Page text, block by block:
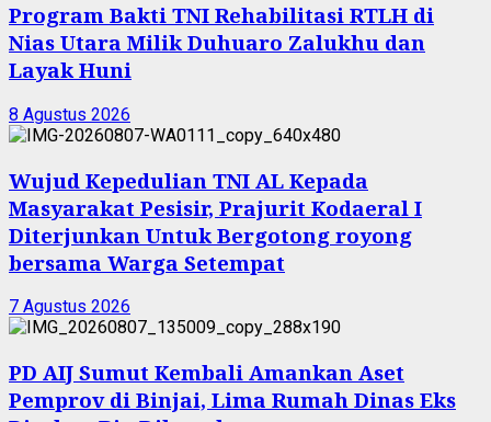
Program Bakti TNI Rehabilitasi RTLH di
Nias Utara Milik Duhuaro Zalukhu dan
Layak Huni
8 Agustus 2026
Wujud Kepedulian TNI AL Kepada
Masyarakat Pesisir, Prajurit Kodaeral I
Diterjunkan Untuk Bergotong royong
bersama Warga Setempat
7 Agustus 2026
PD AIJ Sumut Kembali Amankan Aset
Pemprov di Binjai, Lima Rumah Dinas Eks